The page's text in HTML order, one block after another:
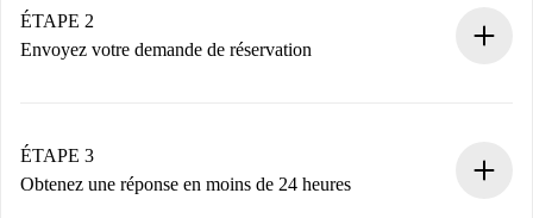
Vous disposez à l’avance de toutes les informations
nécessaires.
ÉTAPE 2
Envoyez votre demande de réservation
Nous ne vous facturerons rien tant que le propriétaire
n’aura pas accepté.
ÉTAPE 3
Obtenez une réponse en moins de 24 heures